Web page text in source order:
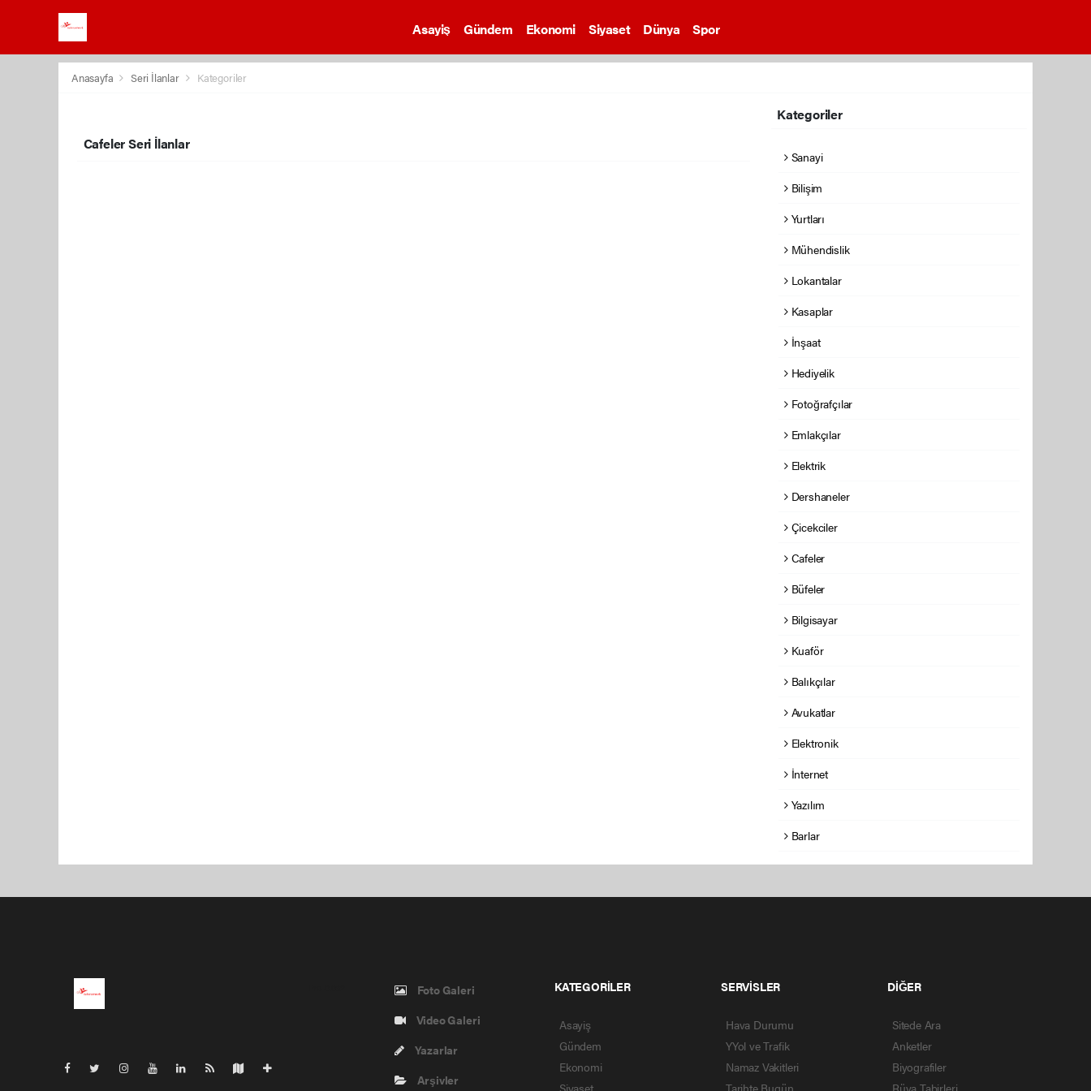
Asayiş Gündem Ekonomi Siyaset Dünya Spor
Anasayfa Seri İlanlar Kategoriler
Cafeler Seri İlanlar
Kategoriler
Sanayi
Bilişim
Yurtları
Mühendislik
Lokantalar
Kasaplar
İnşaat
Hediyelik
Fotoğrafçılar
Emlakçılar
Elektrik
Dershaneler
Çicekciler
Cafeler
Büfeler
Bilgisayar
Kuaför
Balıkçılar
Avukatlar
Elektronik
İnternet
Yazılım
Barlar
Foto Galeri
Video Galeri
Yazarlar
Arşivler
KATEGORİLER
Asayiş
Gündem
Ekonomi
Siyaset
SERVİSLER
Hava Durumu
YYol ve Trafik
Namaz Vakitleri
Tarihte Bugün
DİĞER
Sitede Ara
Anketler
Biyografiler
Rüya Tabirleri